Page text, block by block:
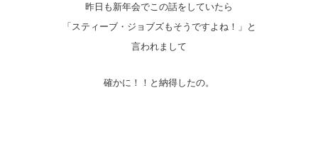
昨日も新年会でこの話をしていたら
「スティーブ・ジョブズもそうですよね！」と
言われまして
確かに！！と納得したの。